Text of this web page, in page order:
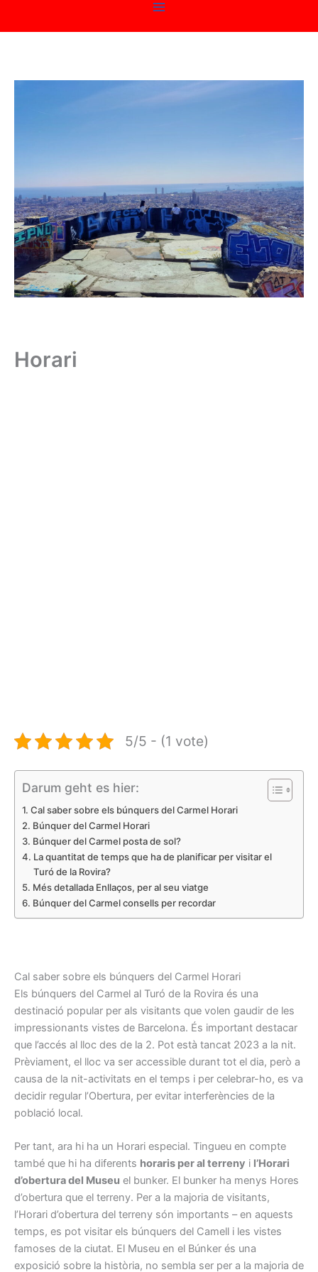
Horari
5/5 - (1 vote)
Darum geht es hier:
Cal saber sobre els búnquers del Carmel Horari
Búnquer del Carmel Horari
Búnquer del Carmel posta de sol?
La quantitat de temps que ha de planificar per visitar el
Turó de la Rovira?
Més detallada Enllaços, per al seu viatge
Búnquer del Carmel consells per recordar
Cal saber sobre els búnquers del Carmel Horari
Els búnquers del Carmel al Turó de la Rovira és una
destinació popular per als visitants que volen gaudir de les
impressionants vistes de Barcelona. És important destacar
que l’accés al lloc des de la 2. Pot està tancat 2023 a la nit.
Prèviament, el lloc va ser accessible durant tot el dia, però a
causa de la nit-activitats en el temps i per celebrar-ho, es va
decidir regular l’Obertura, per evitar interferències de la
població local.
Per tant, ara hi ha un Horari especial. Tingueu en compte
també que hi ha diferents horaris per al terreny i l’Horari
d’obertura del Museu el bunker. El bunker ha menys Hores
d’obertura que el terreny. Per a la majoria de visitants,
l’Horari d’obertura del terreny són importants – en aquests
temps, es pot visitar els búnquers del Camell i les vistes
famoses de la ciutat. El Museu en el Búnker és una
exposició sobre la història, no sembla ser per a la majoria de